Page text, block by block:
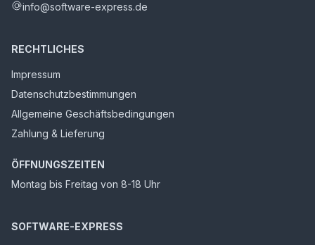
info@software-express.de
RECHTLICHES
Impressum
Datenschutzbestimmungen
Allgemeine Geschäftsbedingungen
Zahlung & Lieferung
ÖFFNUNGSZEITEN
Montag bis Freitag von 8-18 Uhr
SOFTWARE-EXPRESS